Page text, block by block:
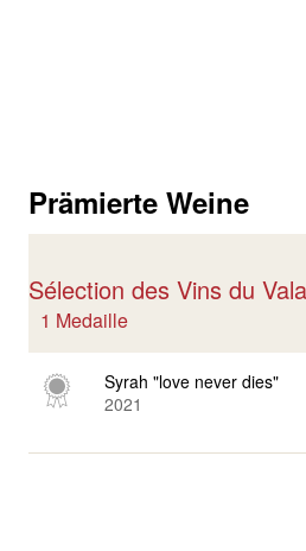
Prämierte Weine
Sélection des Vins du
1 Medaille
Syrah "love never dies"
2021